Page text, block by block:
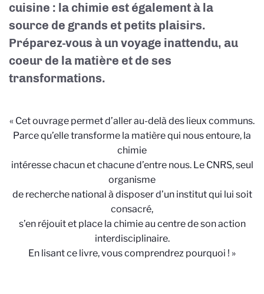
cuisine : la chimie est également à la
source de grands et petits plaisirs.
Préparez-vous à un voyage inattendu, au
coeur de la matière et de ses
transformations.
« Cet ouvrage permet d’aller au-delà des lieux communs.
Parce qu’elle transforme la matière qui nous entoure, la
chimie
intéresse chacun et chacune d’entre nous. Le CNRS, seul
organisme
de recherche national à disposer d’un institut qui lui soit
consacré,
s’en réjouit et place la chimie au centre de son action
interdisciplinaire.
En lisant ce livre, vous comprendrez pourquoi ! »